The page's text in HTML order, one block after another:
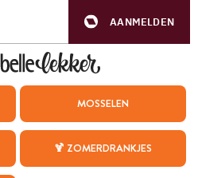
AANMELDEN
MOSSELEN
🍹 ZOMERDRANKJES